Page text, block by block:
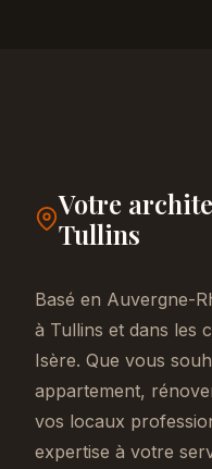
Votre
Tullins
Basé en Auvergne-
à Tullins et dans les
Isère. Que vous
appartement,
vos locaux
expertise à votre